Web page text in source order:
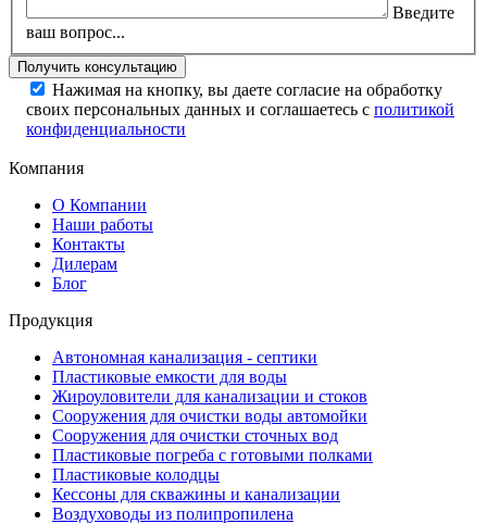
Введите
ваш вопрос...
Нажимая на кнопку, вы даете согласие на обработку
своих персональных данных и соглашаетесь с политикой
конфиденциальности
Компания
О Компании
Наши работы
Контакты
Дилерам
Блог
Продукция
Автономная канализация - септики
Пластиковые емкости для воды
Жироуловители для канализации и стоков
Сооружения для очистки воды автомойки
Сооружения для очистки сточных вод
Пластиковые погреба с готовыми полками
Пластиковые колодцы
Кессоны для скважины и канализации
Воздуховоды из полипропилена